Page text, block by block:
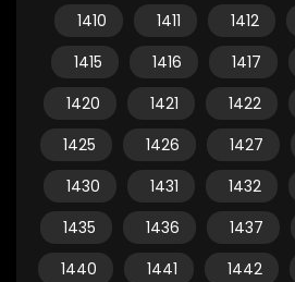
1410
1411 1412
1415
1416 1417
1420
1421 1422
1425
1426 1427
1430
1431 1432
1435
1436 1437
1440
1441 1442